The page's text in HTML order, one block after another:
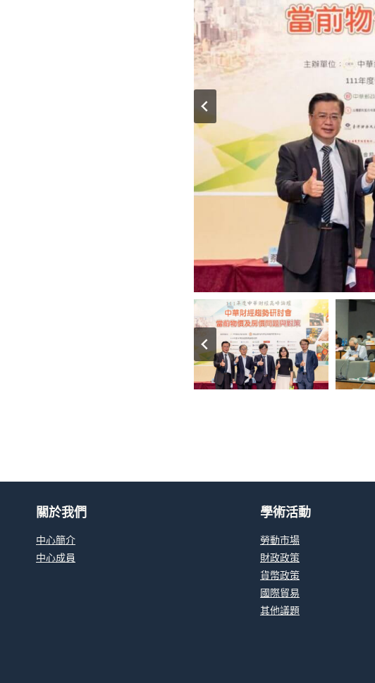
關於我們
中心簡介
中心成員
學術活動
勞動市場
財政政策
貨幣政策
國際貿易
其他議題